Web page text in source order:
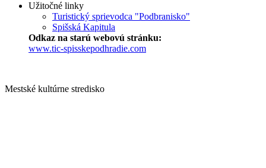
Užitočné linky
Turistický sprievodca "Podbranisko"
Spišská Kapitula
Odkaz na starú webovú stránku:
www.tic-spisskepodhradie.com
Mestské kultúrne stredisko